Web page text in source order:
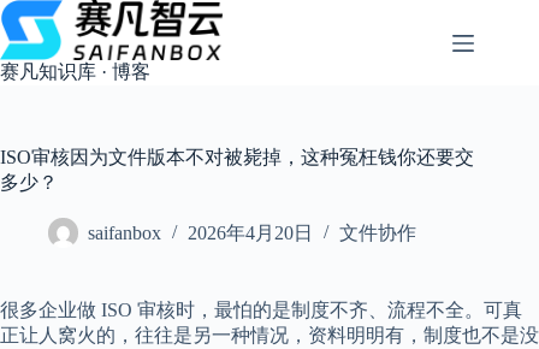
跳
过
内
容
赛凡知识库 · 博客
ISO审核因为文件版本不对被毙掉，这种冤枉钱你还要交
多少？
saifanbox 2026年4月20日 文件协作
很多企业做 ISO 审核时，最怕的是制度不齐、流程不全。可真
正让人窝火的，往往是另一种情况，资料明明有，制度也不是没